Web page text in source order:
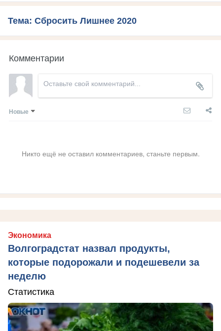
Тема: Сбросить Лишнее 2020
Комментарии
Новые
Никто ещё не оставил комментариев, станьте первым.
Экономика
Волгоградстат назвал продукты,
которые подорожали и подешевели за
неделю
Статистика